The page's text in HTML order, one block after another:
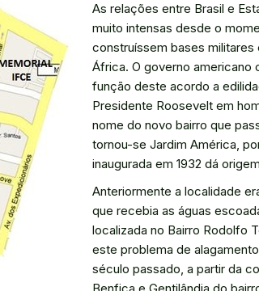
As relações entre Brasil e
muito intensas desde o
construíssem bases militares
África. O governo americano
função deste acordo a
Presidente Roosevelt em
nome do novo bairro que
tornou-se Jardim América,
inaugurada em 1932 dá
Anteriormente a localidade
que recebia as águas
localizada no Bairro Rodolfo
este problema de
século passado, a partir da